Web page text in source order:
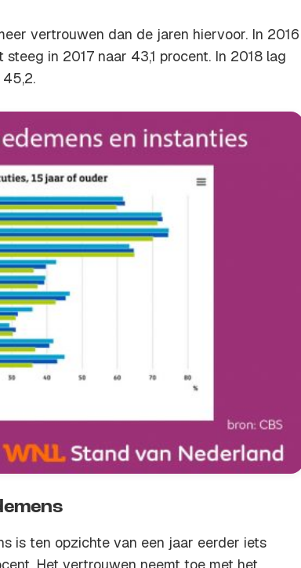
vertrouwen dan de jaren hiervoor. In 2016
in 2017 naar 43,1 procent. In 2018 lag
is ten opzichte van een jaar eerder iets
Het vertrouwen neemt toe met het